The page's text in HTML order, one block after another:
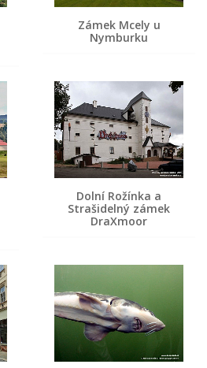
Zámek Mcely u
Nymburku
Dolní Rožínka a
Strašidelný zámek
DraXmoor